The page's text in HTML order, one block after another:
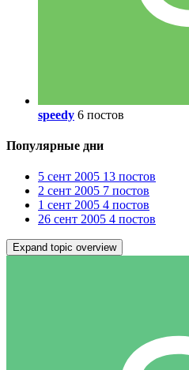
speedy 6 постов
Популярные дни
5 сент 2005 13 постов
2 сент 2005 7 постов
1 сент 2005 4 постов
26 сент 2005 4 постов
Expand topic overview